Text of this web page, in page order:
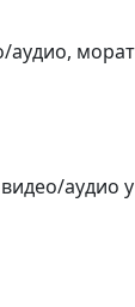
аудио,
видео/